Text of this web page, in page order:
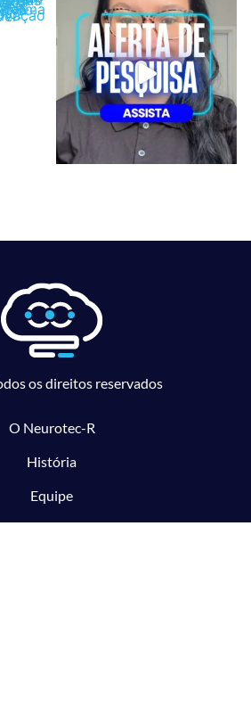
os direitos reservados
O Neurotec-R
História
Equipe